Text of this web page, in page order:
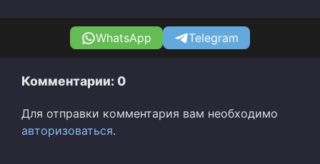
WhatsApp Telegram
Комментарии: 0
Для отправки комментария вам необходимо
авторизоваться.